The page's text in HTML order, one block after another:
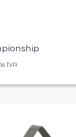
IVA